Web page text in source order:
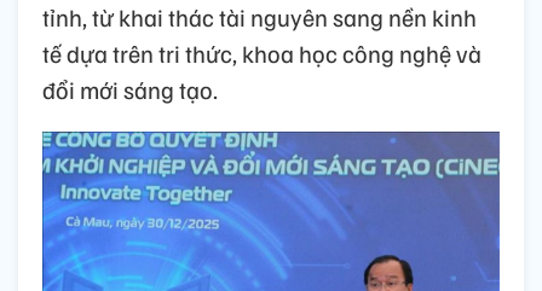
tỉnh, từ khai thác tài nguyên sang nền kinh
tế dựa trên tri thức, khoa học công nghệ và
đổi mới sáng tạo.